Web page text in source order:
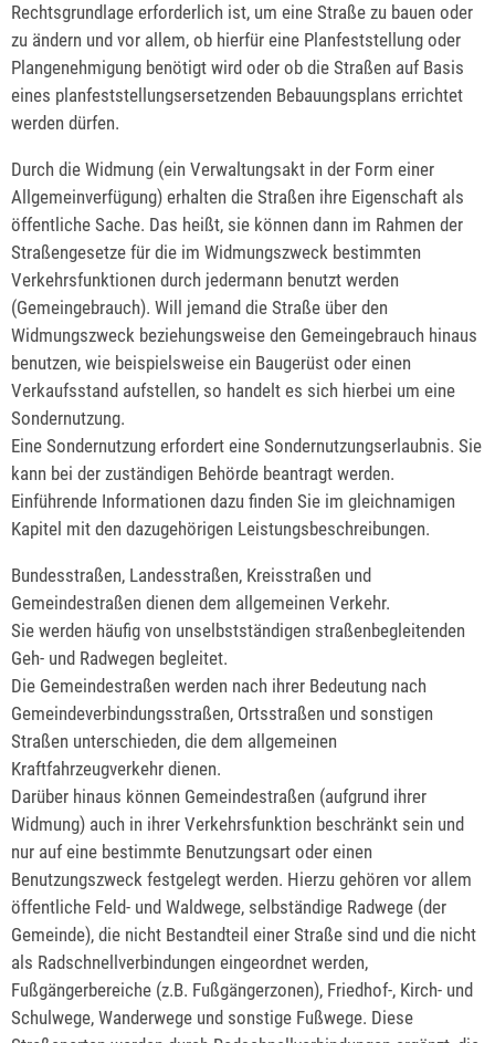
Rechtsgrundlage erforderlich ist, um eine Straße zu bauen oder
zu ändern und vor allem, ob hierfür eine Planfeststellung oder
Plangenehmigung benötigt wird oder ob die Straßen auf Basis
eines planfeststellungsersetzenden Bebauungsplans errichtet
werden dürfen.
Durch die Widmung (ein Verwaltungsakt in der Form einer
Allgemeinverfügung) erhalten die Straßen ihre Eigenschaft als
öffentliche Sache. Das heißt, sie können dann im Rahmen der
Straßengesetze für die im Widmungszweck bestimmten
Verkehrsfunktionen durch jedermann benutzt werden
(Gemeingebrauch). Will jemand die Straße über den
Widmungszweck beziehungsweise den Gemeingebrauch hinaus
benutzen, wie beispielsweise ein Baugerüst oder einen
Verkaufsstand aufstellen, so handelt es sich hierbei um eine
Sondernutzung.
Eine Sondernutzung erfordert eine Sondernutzungserlaubnis. Sie
kann bei der zuständigen Behörde beantragt werden.
Einführende Informationen dazu finden Sie im gleichnamigen
Kapitel mit den dazugehörigen Leistungsbeschreibungen.
Bundesstraßen, Landesstraßen, Kreisstraßen und
Gemeindestraßen dienen dem allgemeinen Verkehr.
Sie werden häufig von unselbstständigen straßenbegleitenden
Geh- und Radwegen begleitet.
Die Gemeindestraßen werden nach ihrer Bedeutung nach
Gemeindeverbindungsstraßen, Ortsstraßen und sonstigen
Straßen unterschieden, die dem allgemeinen
Kraftfahrzeugverkehr dienen.
Darüber hinaus können Gemeindestraßen (aufgrund ihrer
Widmung) auch in ihrer Verkehrsfunktion beschränkt sein und
nur auf eine bestimmte Benutzungsart oder einen
Benutzungszweck festgelegt werden. Hierzu gehören vor allem
öffentliche Feld- und Waldwege, selbständige Radwege (der
Gemeinde), die nicht Bestandteil einer Straße sind und die nicht
als Radschnellverbindungen eingeordnet werden,
Fußgängerbereiche (z.B. Fußgängerzonen), Friedhof-, Kirch- und
Schulwege, Wanderwege und sonstige Fußwege. Diese